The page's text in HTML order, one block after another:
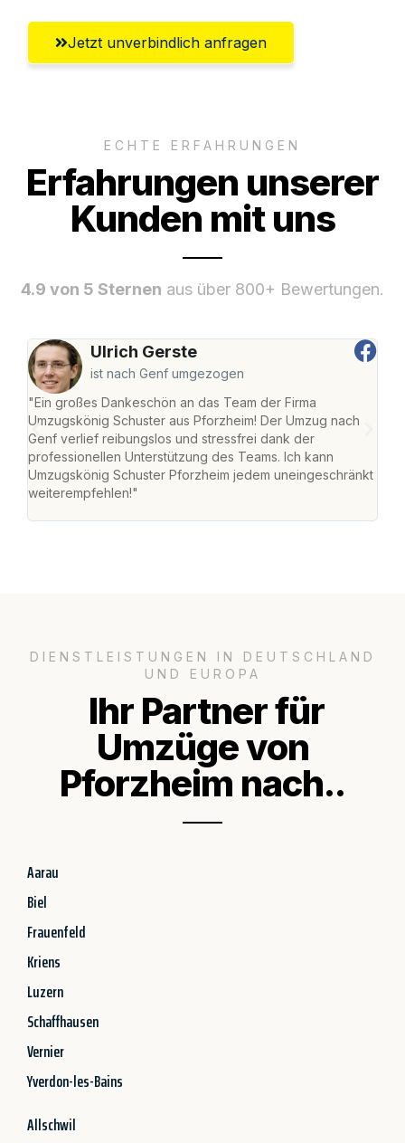
Jetzt unverbindlich anfragen
ECHTE ERFAHRUNGEN
Erfahrungen unserer
Kunden mit uns
4.9 von 5 Sternen aus über 800+ Bewertungen.
Ulrich Gerste
ist nach Genf umgezogen
"Ein großes Dankeschön an das Team der Firma
Umzugskönig Schuster aus Pforzheim! Der Umzug nach
Genf verlief reibungslos und stressfrei dank der
professionellen Unterstützung des Teams. Ich kann
Umzugskönig Schuster Pforzheim jedem uneingeschränkt
weiterempfehlen!"
DIENSTLEISTUNGEN IN DEUTSCHLAND
UND EUROPA
Ihr Partner für
Umzüge von
Pforzheim nach..
Aarau
Biel
Frauenfeld
Kriens
Luzern
Schaffhausen
Vernier
Yverdon-les-Bains
Allschwil